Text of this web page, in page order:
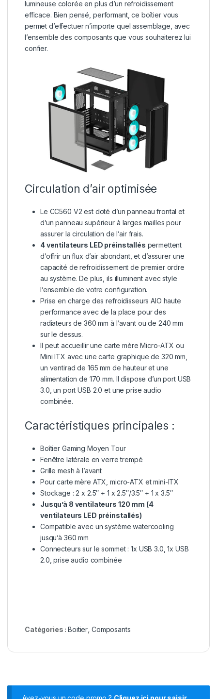
lumineuse colorée en plus d’un refroidissement
efficace. Bien pensé, performant, ce boîtier vous
permet d’effectuer n’importe quel assemblage, avec
l’ensemble des composants que vous souhaiterez lui
confier.
Circulation d’air optimisée
Le CC560 V2 est doté d’un panneau frontal et
d’un panneau supérieur à larges mailles pour
assurer la circulation de l’air frais.
4 ventilateurs LED préinstallés permettent
d’offrir un flux d’air abondant, et d’assurer une
capacité de refroidissement de premier ordre
au système. De plus, ils illuminent avec style
l’ensemble de votre configuration.
Prise en charge des refroidisseurs AIO haute
performance avec de la place pour des
radiateurs de 360 mm à l’avant ou de 240 mm
sur le dessus.
Il peut accueillir une carte mère Micro-ATX ou
Mini ITX avec une carte graphique de 320 mm,
un ventirad de 165 mm de hauteur et une
alimentation de 170 mm. Il dispose d’un port USB
3.0, un port USB 2.0 et une prise audio
combinée.
Caractéristiques principales :
Boîtier Gaming Moyen Tour
Fenêtre latérale en verre trempé
Grille mesh à l’avant
Pour carte mère ATX, micro-ATX et mini-ITX
Stockage : 2 x 2.5″ + 1 x 2.5″/3.5″ + 1 x 3.5″
Jusqu’à 8 ventilateurs 120 mm (4
ventilateurs LED préinstallés)
Compatible avec un système watercooling
jusqu’à 360 mm
Connecteurs sur le sommet : 1x USB 3.0, 1x USB
2.0, prise audio combinée
Catégories :Boitier Composants